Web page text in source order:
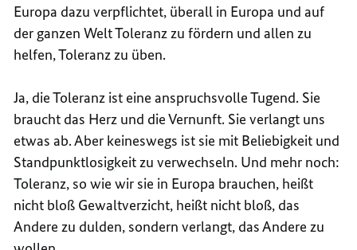
Europa dazu verpflichtet, überall in Europa und auf
der ganzen Welt Toleranz zu fördern und allen zu
helfen, Toleranz zu üben.
Ja, die Toleranz ist eine anspruchsvolle Tugend. Sie
braucht das Herz und die Vernunft. Sie verlangt uns
etwas ab. Aber keineswegs ist sie mit Beliebigkeit und
Standpunktlosigkeit zu verwechseln. Und mehr noch:
Toleranz, so wie wir sie in Europa brauchen, heißt
nicht bloß Gewaltverzicht, heißt nicht bloß, das
Andere zu dulden, sondern verlangt, das Andere zu